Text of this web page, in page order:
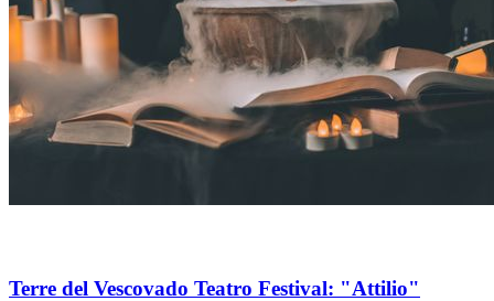
Terre del Vescovado Teatro Festival: "Attilio"